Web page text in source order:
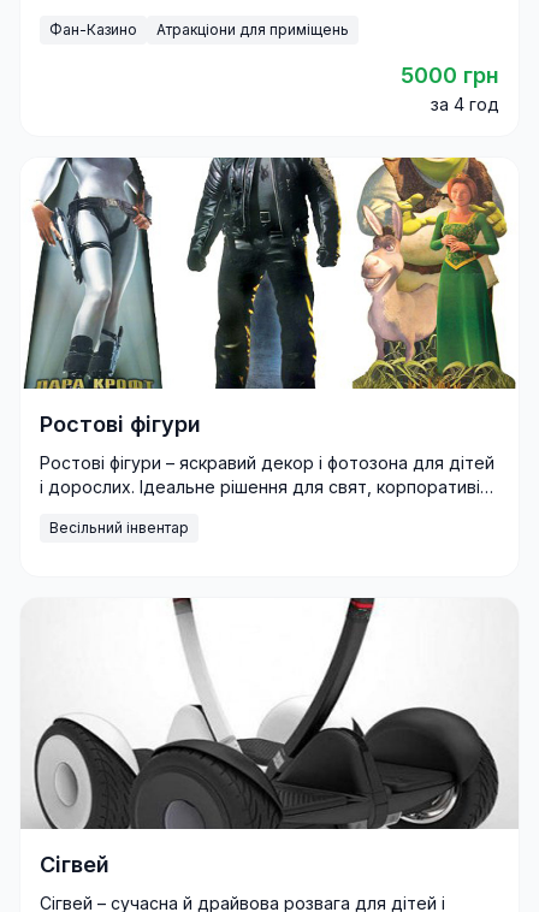
Фан-Казино Атракціони для приміщень
5000 грн
за 4 год
Ростові фігури
Ростові фігури – яскравий декор і фотозона для дітей
і дорослих. Ідеальне рішення для свят, корпоративів
Весільний інвентар
Сігвей
Сігвей – сучасна й драйвова розвага для дітей і